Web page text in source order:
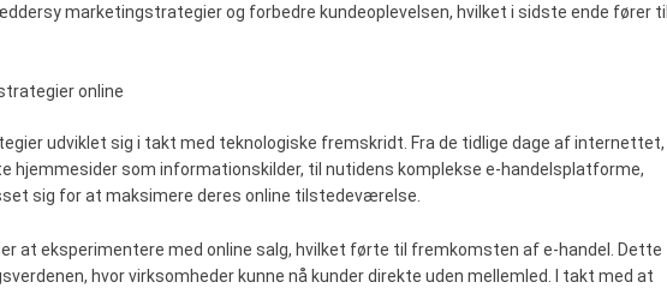
marketingstrategier og forbedre kundeoplevelsen, hvilket i sidste ende fører til
online
udviklet sig i takt med teknologiske fremskridt. Fra de tidlige dage af internettet,
hjemmesider som informationskilder, til nutidens komplekse e-handelsplatforme,
sig for at maksimere deres online tilstedeværelse.
at eksperimentere med online salg, hvilket førte til fremkomsten af e-handel. Dette
hvor virksomheder kunne nå kunder direkte uden mellemled. I takt med at